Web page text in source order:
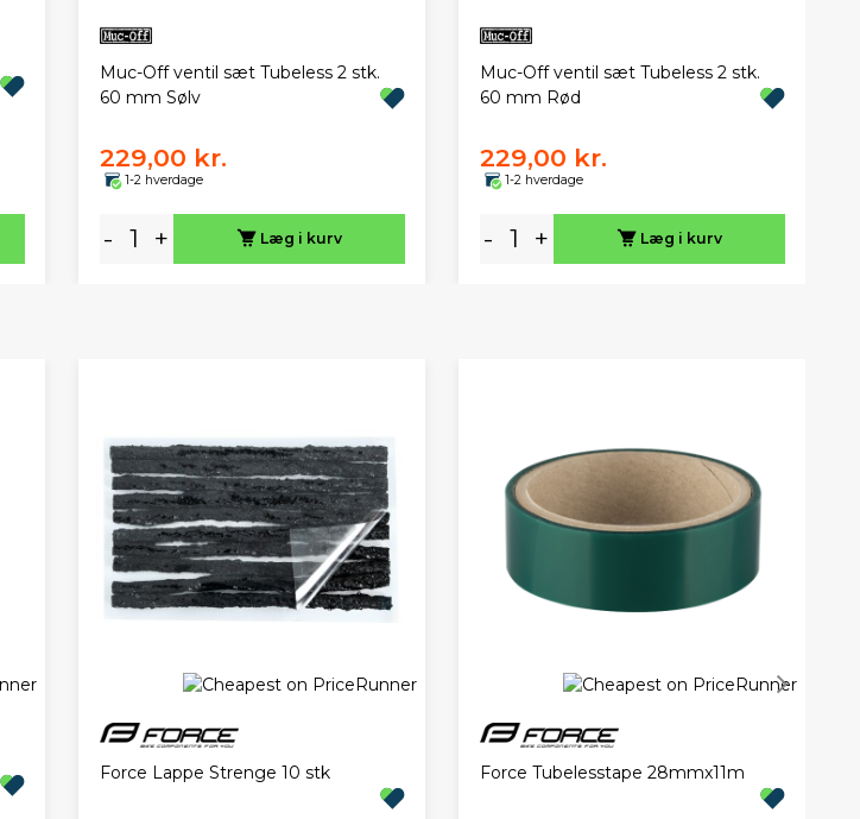
Muc-Off ventil sæt Tubeless 2 stk.
60 mm Sølv
229,00 kr.
1-2 hverdage
- + Læg i kurv
Muc-Off ventil sæt Tubeless 2 stk.
60 mm Rød
229,00 kr.
1-2 hverdage
- + Læg i kurv
Force Lappe Strenge 10 stk Force Tubelesstape 28mmx11m